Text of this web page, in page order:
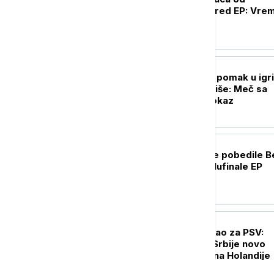
samopouzdanja pred EP:
Partizan napravio pomak u
mora još mnogo više: Meč sa
Tobolom kao putokaz
Košarkašice Srbije pobedile
i plasirale se u polufinale EP
Filip Kostić potpisao za PSV:
Reprezentativac Srbije novo
pojačanje šampiona Holandije